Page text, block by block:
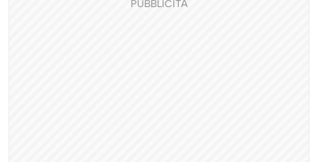
PUBBLICITÀ